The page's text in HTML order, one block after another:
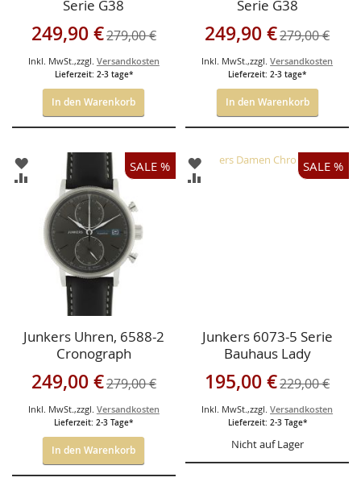
Serie G38
Sonderangebot
249,90 €279,00 €
Inkl. MwSt.,zzgl. Versandkosten
Lieferzeit: 2-3 tage*
In den Warenkorb
Serie G38
Sonderangebot
249,90 €279,00 €
Inkl. MwSt.,zzgl.Versandkosten
Lieferzeit: 2-3 tage*
In den Warenkorb
ZUR
WUNSCHLISTE
HINZUFÜGEN
ZUR
VERGLEICHSLISTE
HINZUFÜGEN
SALE %
Junkers Uhren, 6588-2
Cronograph
Sonderangebot
249,00 €279,00 €
Inkl. MwSt. ,zzgl. Versandkosten
Lieferzeit: 2-3 Tage*
In den Warenkorb
ZUR
WUNSCHLISTE
ZUR
SALE %
Junkers 6073-5 Serie
Bauhaus Lady
Sonderangebot
195,00 €229,00 €
Inkl. MwSt.,zzgl.Versandkosten
Lieferzeit: 2-3 Tage*
Nicht auf Lager